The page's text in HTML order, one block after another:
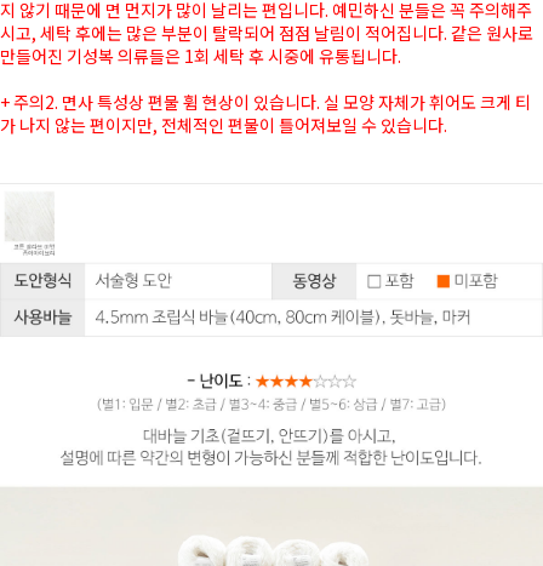
지 않기 때문에 면 먼지가 많이 날리는 편입니다. 예민하신 분들은 꼭 주의해주
시고, 세탁 후에는 많은 부분이 탈락되어 점점 날림이 적어집니다. 같은 원사로
만들어진 기성복 의류들은 1회 세탁 후 시중에 유통됩니다.
+ 주의2. 면사 특성상 편물 휨 현상이 있습니다. 실 모양 자체가 휘어도 크게 티
가 나지 않는 편이지만, 전체적인 편물이 틀어져보일 수 있습니다.